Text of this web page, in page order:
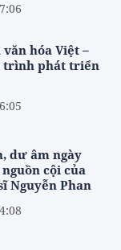
hóa Việt –
trình phát triển
dư âm ngày
cội của
Nguyễn Phan